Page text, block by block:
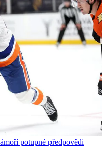
potupné předpovědi